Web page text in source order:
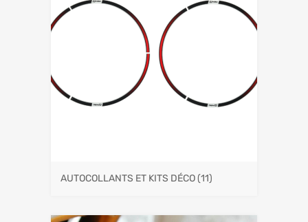
AUTOCOLLANTS ET KITS DÉCO(11)